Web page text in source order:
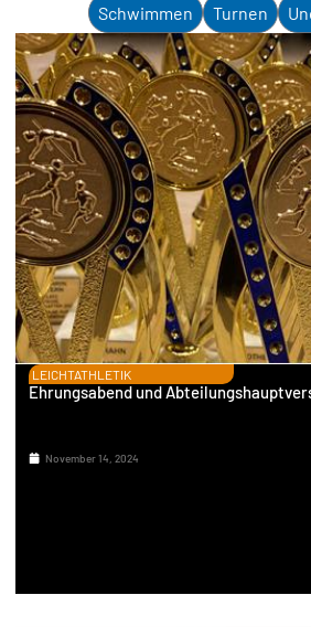
Schwimmen
Turnen
LEICHTATHLETIK
Ehrungsabend und
November 14, 2024